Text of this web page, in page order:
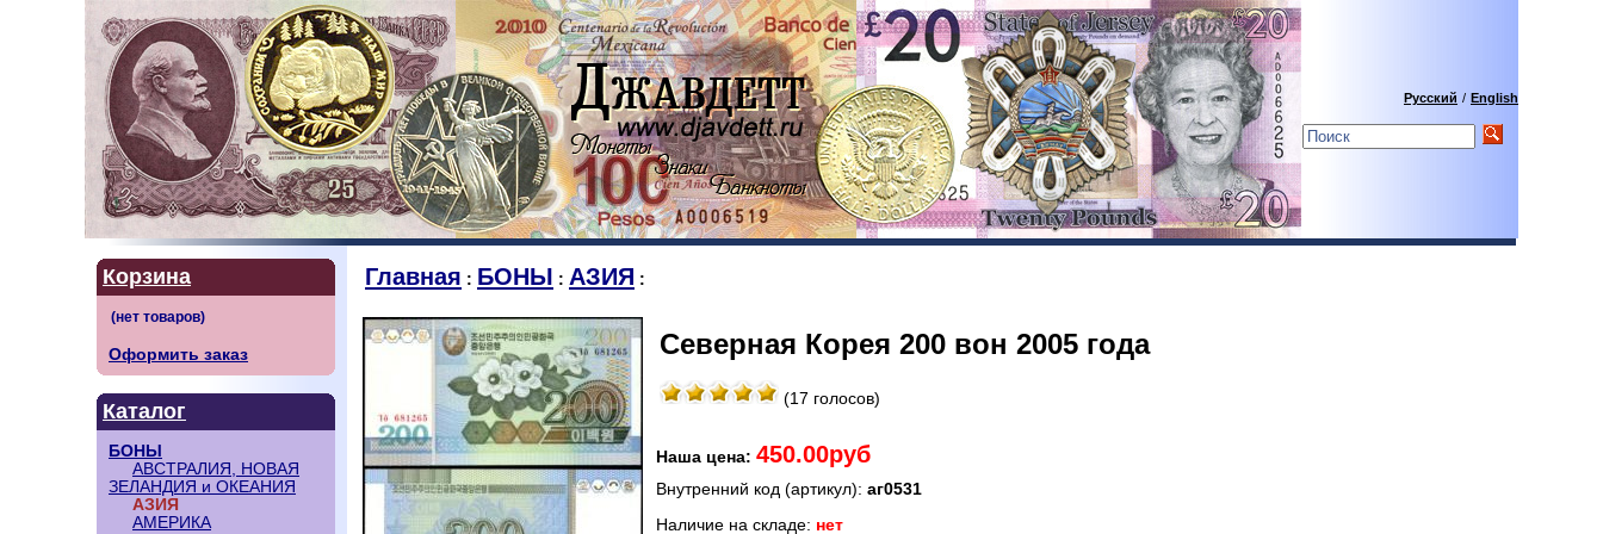
Русский / English
Корзина
Оформить заказ
Каталог
БОНЫ
АВСТРАЛИЯ, НОВАЯ
ЗЕЛАНДИЯ и ОКЕАНИЯ
АЗИЯ
АМЕРИКА
Главная : БОНЫ : АЗИЯ :
Северная Корея 200 вон 2005 года
(17 голосов)
Наша цена: 450.00руб
Внутренний код (артикул): аг0531
Наличие на складе: нет